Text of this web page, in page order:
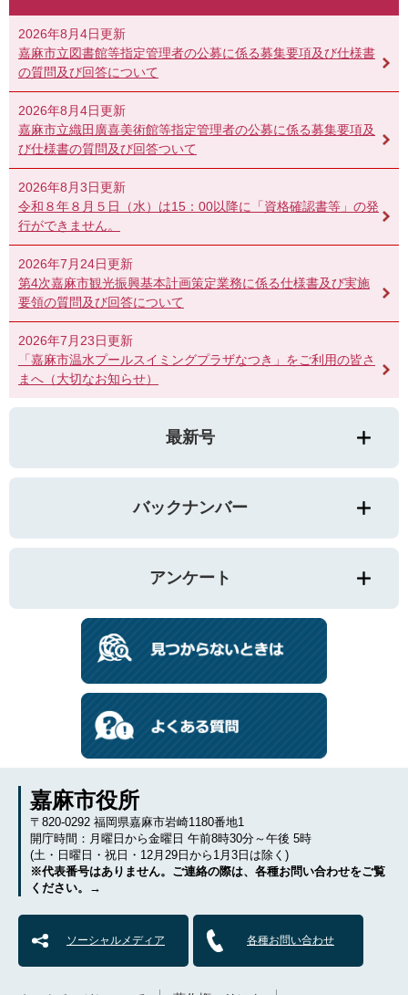
2026年8月4日更新
嘉麻市立図書館等指定管理者の公募に係る募集要項及び仕様書
の質問及び回答について
2026年8月4日更新
嘉麻市立織田廣喜美術館等指定管理者の公募に係る募集要項及
び仕様書の質問及び回答ついて
2026年8月3日更新
令和８年８月５日（水）は15：00以降に「資格確認書等」の発
行ができません。
2026年7月24日更新
第4次嘉麻市観光振興基本計画策定業務に係る仕様書及び実施
要領の質問及び回答について
2026年7月23日更新
「嘉麻市温水プールスイミングプラザなつき」をご利用の皆さ
まへ（大切なお知らせ）
最新号
バックナンバー
アンケート
嘉麻市役所
〒820-0292 福岡県嘉麻市岩崎1180番地1
開庁時間：月曜日から金曜日 午前8時30分～午後 5時
(土・日曜日・祝日・12月29日から1月3日は除く)
※代表番号はありません。ご連絡の際は、各種お問い合わせをご覧
ください。→
ソーシャルメディア 各種お問い合わせ